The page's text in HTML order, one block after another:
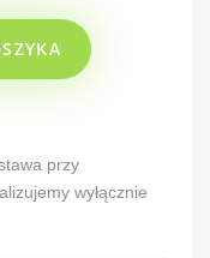
przy
wyłącznie